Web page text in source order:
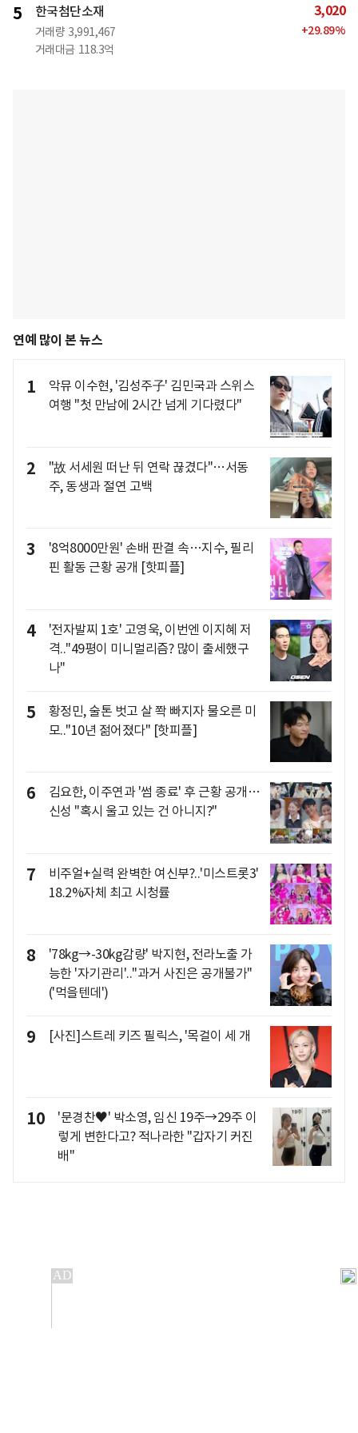
5 한국첨단소재
거래량 3,991,467
거래대금 118.3억
3,020
+29.89%
연예 많이 본 뉴스
1
악뮤 이수현, '김성주子' 김민국과 스위스
여행 "첫 만남에 2시간 넘게 기다렸다"
2
"故 서세원 떠난 뒤 연락 끊겼다"…서동
주, 동생과 절연 고백
3
'8억8000만원' 손배 판결 속…지수, 필리
핀 활동 근황 공개 [핫피플]
4
'전자발찌 1호' 고영욱, 이번엔 이지혜 저
격.."49평이 미니멀리즘? 많이 출세했구
나"
5
황정민, 술톤 벗고 살 쫙 빠지자 물오른 미
모.."10년 젊어졌다" [핫피플]
6
김요한, 이주연과 '썸 종료' 후 근황 공개…
신성 "혹시 울고 있는 건 아니지?"
7
비주얼+실력 완벽한 여신부?..'미스트롯3'
18.2%자체 최고 시청률
8
'78kg→-30kg감량' 박지현, 전라노출 가
능한 '자기관리'.."과거 사진은 공개불가"
('먹을텐데')
9 [사진]스트레 키즈 필릭스, '목걸이 세 개
10
'문경찬♥' 박소영, 임신 19주→29주 이
렇게 변한다고? 적나라한 "갑자기 커진
배"